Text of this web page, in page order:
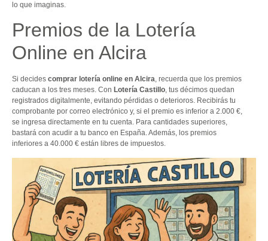
lo que imaginas.
Premios de la Lotería
Online en Alcira
Si decides comprar lotería online en Alcira, recuerda que los premios
caducan a los tres meses. Con Lotería Castillo, tus décimos quedan
registrados digitalmente, evitando pérdidas o deterioros. Recibirás tu
comprobante por correo electrónico y, si el premio es inferior a 2.000 €,
se ingresa directamente en tu cuenta. Para cantidades superiores,
bastará con acudir a tu banco en España. Además, los premios
inferiores a 40.000 € están libres de impuestos.